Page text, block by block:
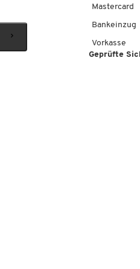
Mastercard
Bankeinzug
Vorkasse
Geprüfte